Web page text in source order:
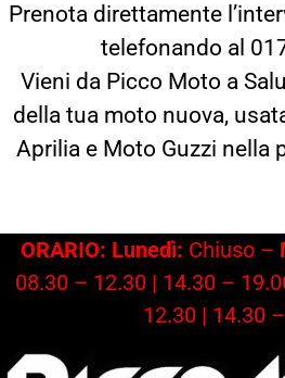
Prenota direttamente
telefonando al
Vieni da Picco Moto a
della tua moto nuova,
Aprilia e Moto Guzzi nella
ORARIO: Lunedì: Chiuso –
08.30 – 12.30 | 14.30 –
12.30 | 14.30